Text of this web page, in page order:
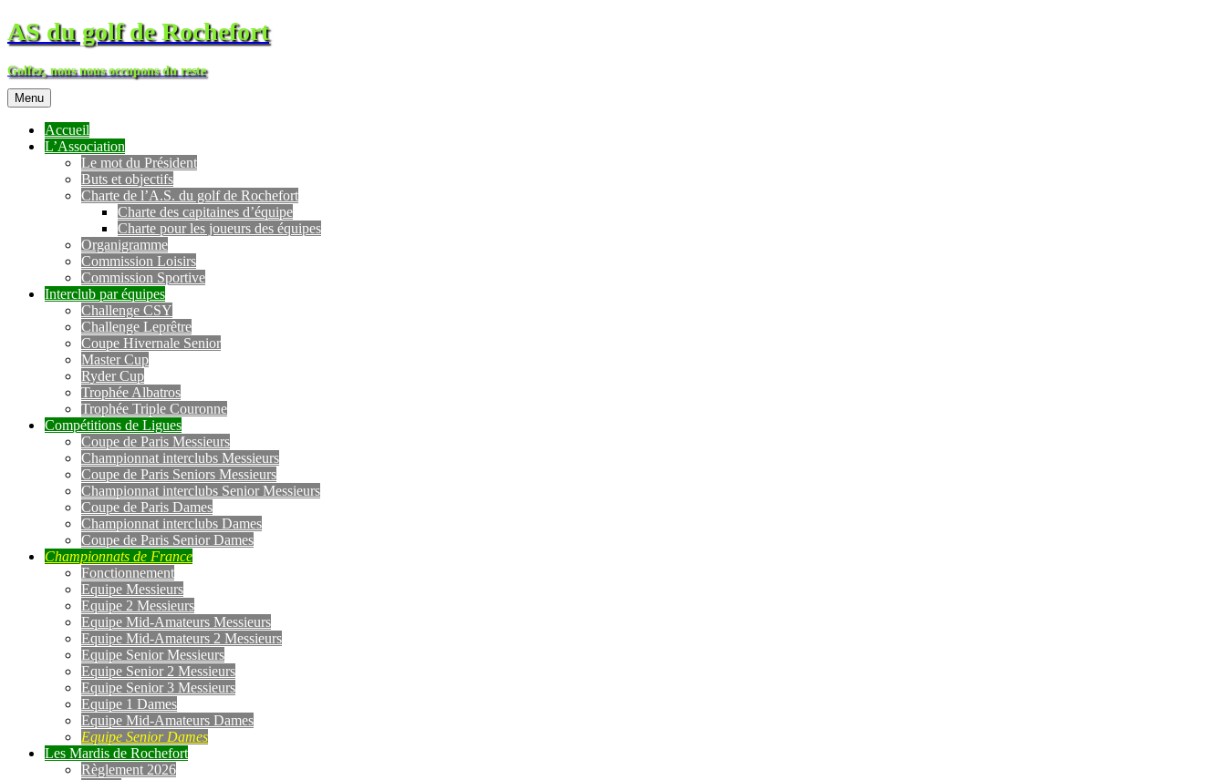
AS du golf de Rochefort
Golfez, nous nous occupons du reste
Menu
Accueil
L’Association
Le mot du Président
Buts et objectifs
Charte de l’A.S. du golf de Rochefort
Charte des capitaines d’équipe
Charte pour les joueurs des équipes
Organigramme
Commission Loisirs
Commission Sportive
Interclub par équipes
Challenge CSY
Challenge Leprêtre
Coupe Hivernale Senior
Master Cup
Ryder Cup
Trophée Albatros
Trophée Triple Couronne
Compétitions de Ligues
Coupe de Paris Messieurs
Championnat interclubs Messieurs
Coupe de Paris Seniors Messieurs
Championnat interclubs Senior Messieurs
Coupe de Paris Dames
Championnat interclubs Dames
Coupe de Paris Senior Dames
Championnats de France
Fonctionnement
Equipe Messieurs
Equipe 2 Messieurs
Equipe Mid-Amateurs Messieurs
Equipe Mid-Amateurs 2 Messieurs
Equipe Senior Messieurs
Equipe Senior 2 Messieurs
Equipe Senior 3 Messieurs
Equipe 1 Dames
Equipe Mid-Amateurs Dames
Equipe Senior Dames
Les Mardis de Rochefort
Règlement 2026